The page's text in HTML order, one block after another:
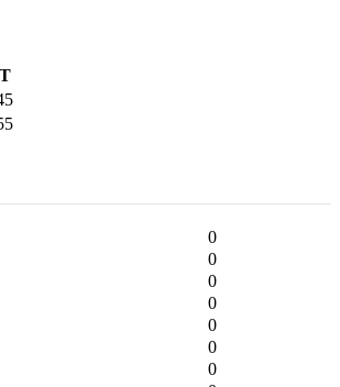
T
0
0
0
0
0
0
0